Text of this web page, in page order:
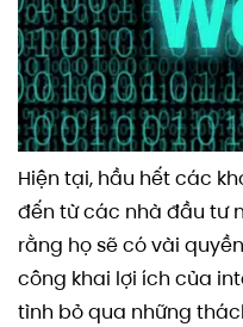
Hiện tại, hầu hết các
đến từ các nhà đầu tư
rằng họ sẽ có vài
công khai lợi ích của
tình bỏ qua những